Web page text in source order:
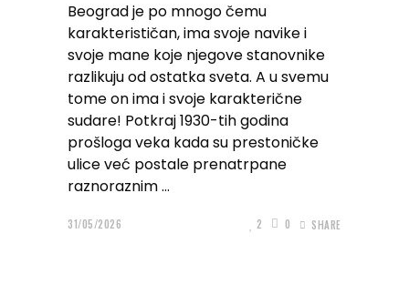
Beograd je po mnogo čemu
karakterističan, ima svoje navike i
svoje mane koje njegove stanovnike
razlikuju od ostatka sveta. A u svemu
tome on ima i svoje karakterične
sudare! Potkraj 1930-tih godina
prošloga veka kada su prestoničke
ulice već postale prenatrpane
raznoraznim
31/05/2026 2 0 SHARE